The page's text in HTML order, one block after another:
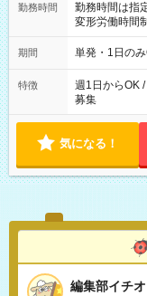
勤務時間
勤務時間は指
変形労働時間制 想定
～21：00
期間 単発・1日の
特徴
週1日からOK
募集
気になる！
編集部イチ